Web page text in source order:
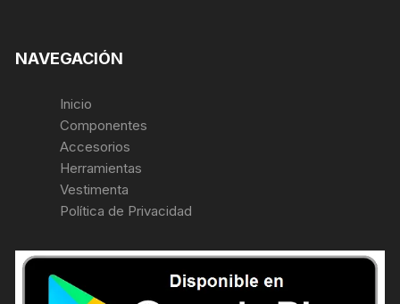
NAVEGACIÓN
Inicio
Componentes
Accesorios
Herramientas
Vestimenta
Política de Privacidad